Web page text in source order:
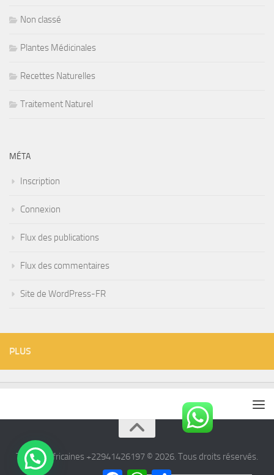
Non classé
Plantes Médicinales
Recettes Naturelles
Traitement Naturel
MÉTA
Inscription
Connexion
Flux des publications
Flux des commentaires
Site de WordPress-FR
PLUS
Tisanes Africaines +22941426197 © 2026. Tous droits réservés.